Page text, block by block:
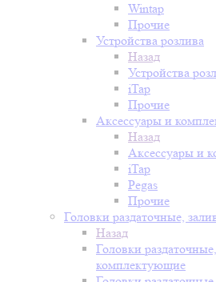
Wintap
Прочие
Устройства розлива
Назад
Устройства
iTap
Прочие
Аксессуары и
Назад
Аксессуары и
iTap
Pegas
Прочие
Головки раздаточные,
Назад
Головки
комплектующие